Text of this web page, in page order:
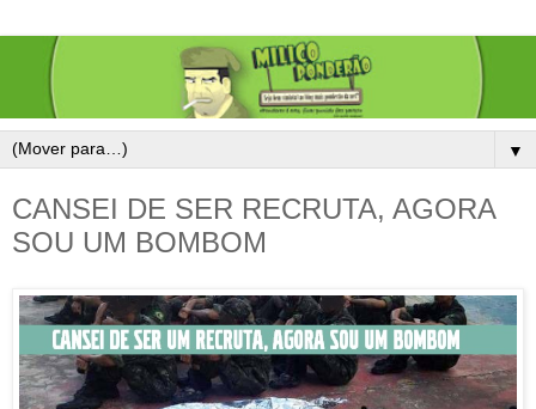
▼
CANSEI DE SER RECRUTA, AGORA
SOU UM BOMBOM